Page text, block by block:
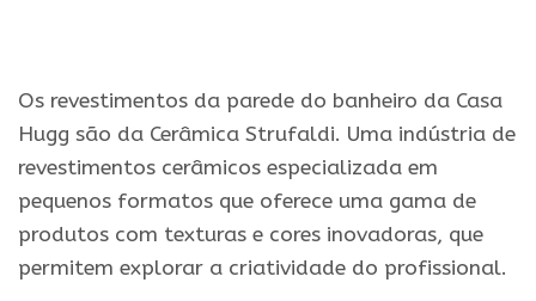
Os revestimentos da parede do banheiro da Casa
Hugg são da Cerâmica Strufaldi. Uma indústria de
revestimentos cerâmicos especializada em
pequenos formatos que oferece uma gama de
produtos com texturas e cores inovadoras, que
permitem explorar a criatividade do profissional.